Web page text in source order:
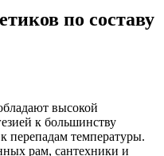
по составу
высокой
к большинству
перепадам температуры.
рам, сантехники и